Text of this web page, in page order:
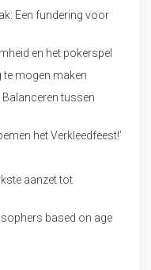
Een fundering voor
en het pokerspel
te mogen maken
tussen
het Verkleedfeest!’
aanzet tot
based on age